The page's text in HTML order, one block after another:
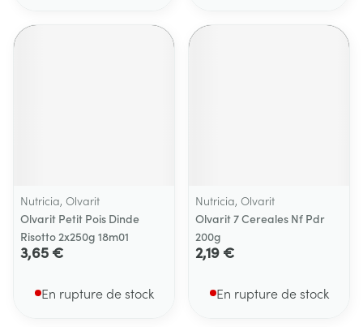
Nutricia, Olvarit
Olvarit Petit Pois Dinde
Risotto 2x250g 18m01
3,65 €
En rupture de stock
Nutricia, Olvarit
Olvarit 7 Cereales Nf Pdr
200g
2,19 €
En rupture de stock